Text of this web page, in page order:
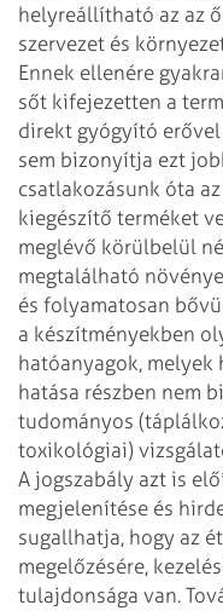
helyreállítható az az
szervezet és
Ennek ellenére
sőt kifejezetten a
direkt gyógyító erővel
sem bizonyítja ezt
csatlakozásunk óta
kiegészítő terméket
meglévő körülbelül
megtalálható
és folyamatosan
a készítményekben
hatóanyagok, melyek
hatása részben nem
tudományos
toxikológiai)
A jogszabály azt is
megjelenítése és
sugallhatja, hogy az
megelőzésére,
tulajdonsága van.